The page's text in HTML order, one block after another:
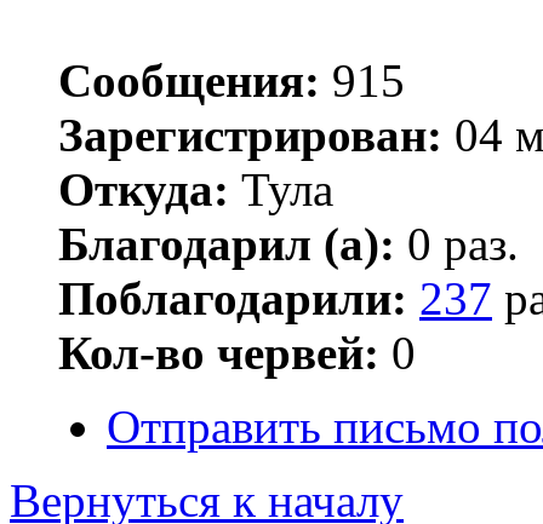
Сообщения: 915
Зарегистрирован: 04
Откуда: Тула
Благодарил (а): 0 раз.
Поблагодарили: 237
Кол-во червей: 0
Отправить письмо
Вернуться к началу